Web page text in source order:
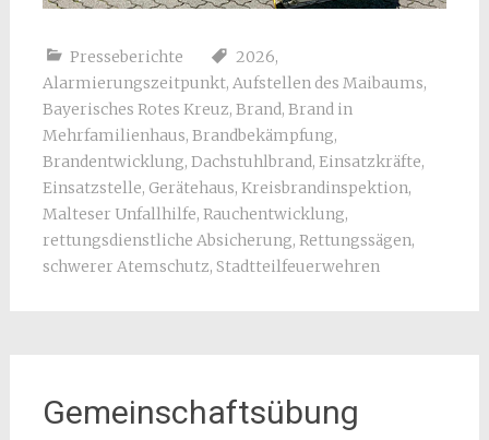
Presseberichte 2026,
Alarmierungszeitpunkt, Aufstellen des Maibaums,
Bayerisches Rotes Kreuz, Brand, Brand in
Mehrfamilienhaus, Brandbekämpfung,
Brandentwicklung, Dachstuhlbrand, Einsatzkräfte,
Einsatzstelle, Gerätehaus, Kreisbrandinspektion,
Malteser Unfallhilfe, Rauchentwicklung,
rettungsdienstliche Absicherung, Rettungssägen,
schwerer Atemschutz, Stadtteilfeuerwehren
Gemeinschaftsübung